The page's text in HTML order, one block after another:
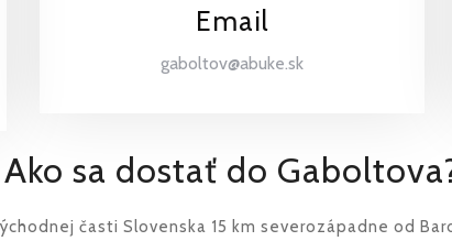
Email
gaboltov@abuke.sk
Ako sa dostať do
časti Slovenska 15 km severozápadne od